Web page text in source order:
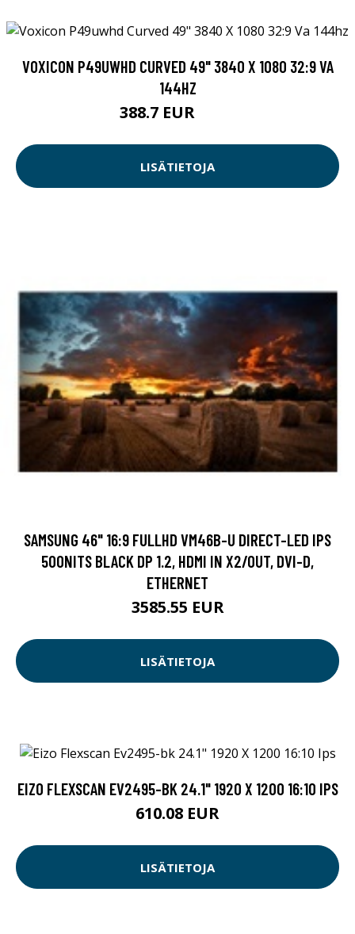
VOXICON P49UWHD CURVED 49" 3840 X 1080 32:9 VA
144HZ
388.7 EUR
LISÄTIETOJA
SAMSUNG 46" 16:9 FULLHD VM46B-U DIRECT-LED IPS
500NITS BLACK DP 1.2, HDMI IN X2/OUT, DVI-D,
ETHERNET
3585.55 EUR
LISÄTIETOJA
EIZO FLEXSCAN EV2495-BK 24.1" 1920 X 1200 16:10 IPS
610.08 EUR
LISÄTIETOJA